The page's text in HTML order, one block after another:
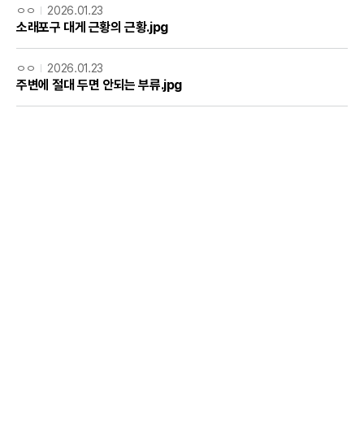
ㅇㅇ 2026.01.23
소래포구 대게 근황의 근황.jpg
ㅇㅇ 2026.01.23
주변에 절대 두면 안되는 부류.jpg